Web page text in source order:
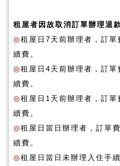
租屋者因故取消訂單辦理退
◎租屋日7天前辦理者，訂
續費。
◎租屋日4天前辦理者，訂
續費。
◎租屋日1天前辦理者，訂
續費。
◎租屋日當日辦理者，訂單
續費。
◎租屋日當日未辦理入住手